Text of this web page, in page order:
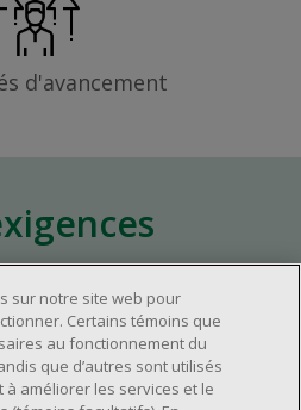
d'avancement
pertinente
commerce de détail.
à un poste de
sur notre site web pour
Certains témoins que
au fonctionnement du
que d’autres sont utilisés
améliorer les services et le